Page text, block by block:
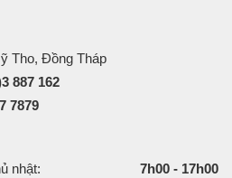
Tho, Đồng Tháp
887 162
7879
nhật:
7h00 - 17h00